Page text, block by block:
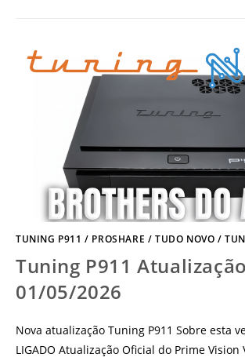
TUNING P911 / PROSHARE /TUDO NOVO /
Tuning P911
01/05/2026
Nova atualização Tuning P911 Sobre esta
LIGADO Atualização Oficial do Prime Vision